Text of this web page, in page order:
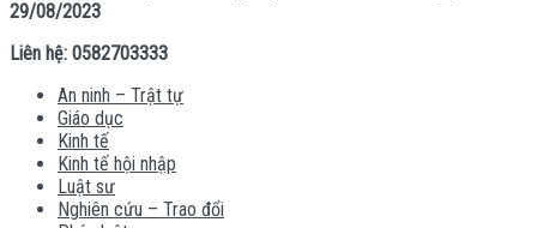
29/08/2023
Liên hệ: 0582703333
An ninh – Trật tự
Giáo dục
Kinh tế
Kinh tế hội nhập
Luật sư
Nghiên cứu – Trao đổi